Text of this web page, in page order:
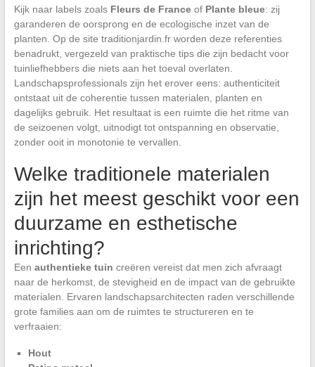
Kijk naar labels zoals Fleurs de Franceof Plante bleue: zij
garanderen de oorsprong en de ecologische inzet van de
planten. Op de site traditionjardin.fr worden deze referenties
benadrukt, vergezeld van praktische tips die zijn bedacht voor
tuinliefhebbers die niets aan het toeval overlaten.
Landschapsprofessionals zijn het erover eens: authenticiteit
ontstaat uit de coherentie tussen materialen, planten en
dagelijks gebruik. Het resultaat is een ruimte die het ritme van
de seizoenen volgt, uitnodigt tot ontspanning en observatie,
zonder ooit in monotonie te vervallen.
Welke traditionele materialen
zijn het meest geschikt voor een
duurzame en esthetische
inrichting?
Een authentieke tuin creëren vereist dat men zich afvraagt
naar de herkomst, de stevigheid en de impact van de gebruikte
materialen. Ervaren landschapsarchitecten raden verschillende
grote families aan om de ruimtes te structureren en te
verfraaien:
Hout